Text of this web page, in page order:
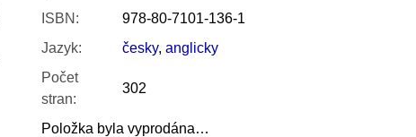
ISBN :
978-80-7101-136-1
Jazyk: česky, anglicky
Počet
stran:
302
Položka byla vyprodána…